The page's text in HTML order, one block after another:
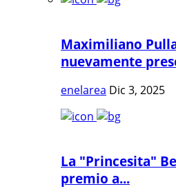
Maximiliano
nuevamente
enelarea Dic 3, 2025
La "Princesita"
premio a...